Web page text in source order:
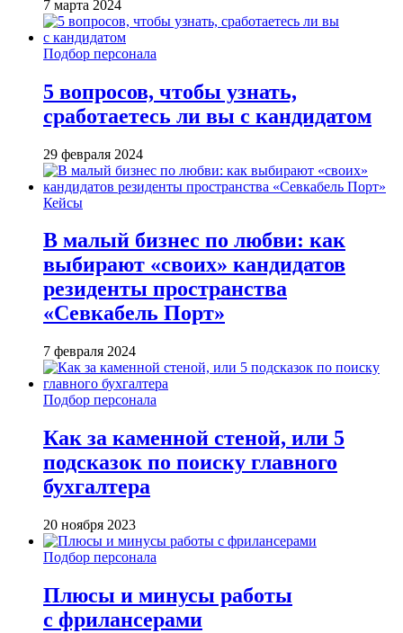
7 марта 2024
Подбор персонала
5 вопросов, чтобы узнать,
сработаетесь ли вы с кандидатом
29 февраля 2024
Кейсы
В малый бизнес по любви: как
выбирают «своих» кандидатов
резиденты пространства
«Севкабель Порт»
7 февраля 2024
Подбор персонала
Как за каменной стеной, или 5
подсказок по поиску главного
бухгалтера
20 ноября 2023
Подбор персонала
Плюсы и минусы работы
с фрилансерами